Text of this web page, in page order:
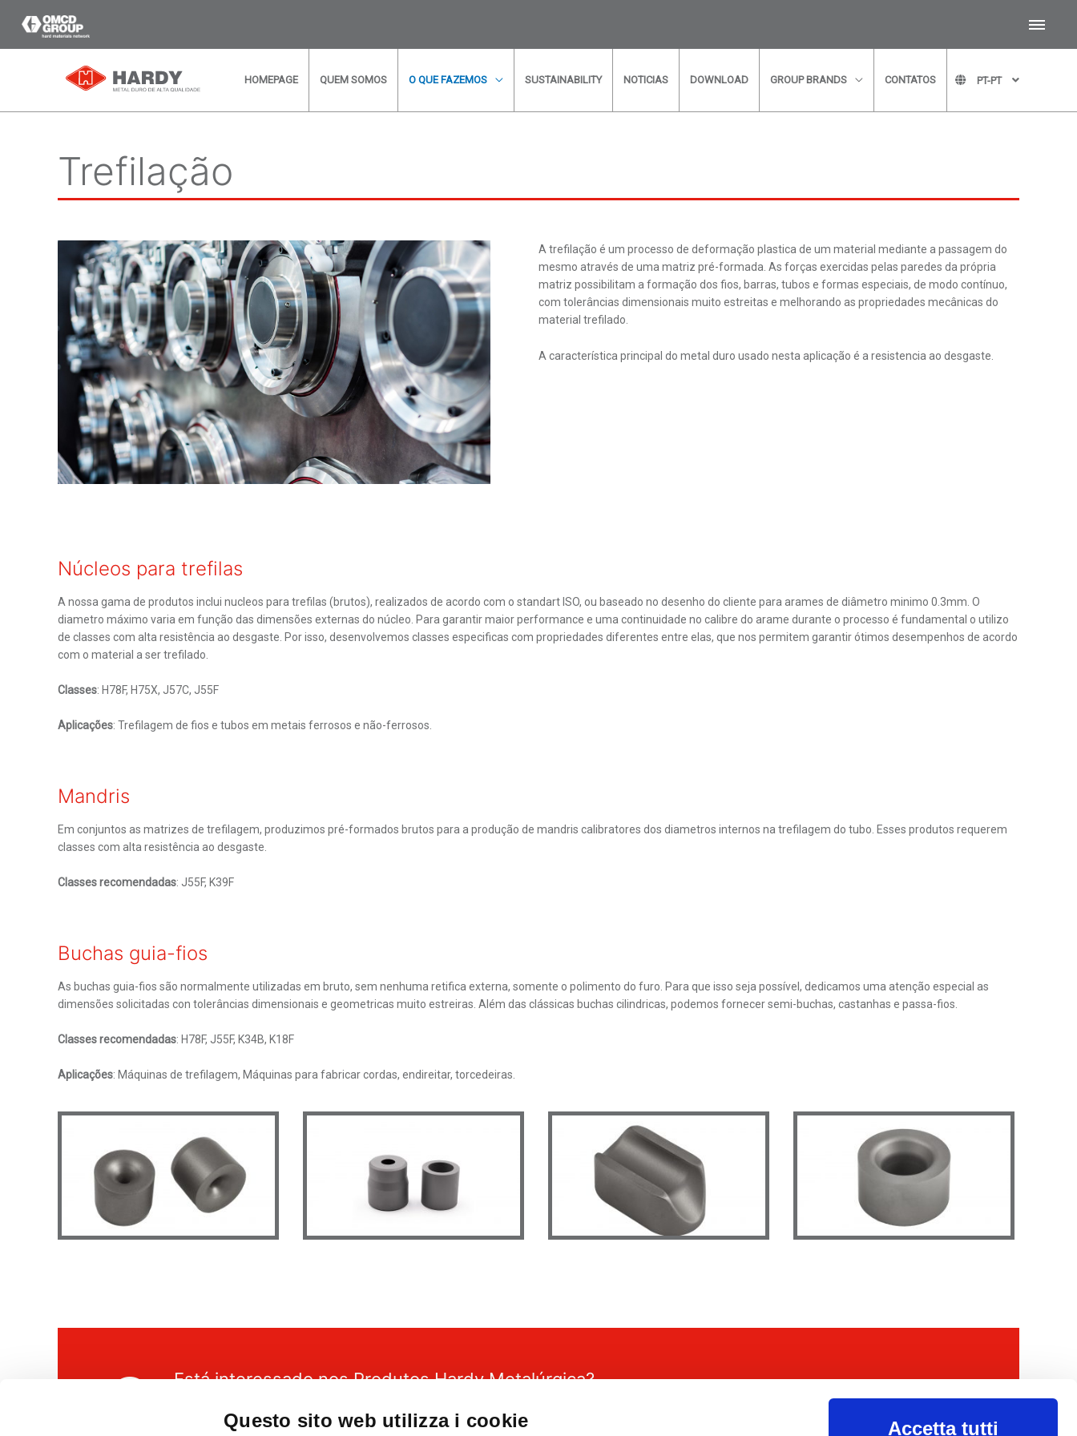
Questo sito web utilizza i cookie
Accetta tutti
HOMEPAGE QUEM SOMOS O QUE FAZEMOS SUSTAINABILITY NOTICIAS DOWNLOAD GROUP BRANDS CONTATOS PT-PT
Trefilação
A trefilação é um processo de deformação plastica de um material mediante a passagem do
mesmo através de uma matriz pré-formada. As forças exercidas pelas paredes da própria
matriz possibilitam a formação dos fios, barras, tubos e formas especiais, de modo contínuo,
com tolerâncias dimensionais muito estreitas e melhorando as propriedades mecânicas do
material trefilado.
A característica principal do metal duro usado nesta aplicação é a resistencia ao desgaste.
Núcleos para trefilas
A nossa gama de produtos inclui nucleos para trefilas (brutos), realizados de acordo com o standart ISO, ou baseado no desenho do cliente para arames de diâmetro minimo 0.3mm. O
diametro máximo varia em função das dimensões externas do núcleo. Para garantir maior performance e uma continuidade no calibre do arame durante o processo é fundamental o utilizo
de classes com alta resistência ao desgaste. Por isso, desenvolvemos classes especificas com propriedades diferentes entre elas, que nos permitem garantir ótimos desempenhos de acordo
com o material a ser trefilado.
Classes: H78F, H75X, J57C, J55F
Aplicações: Trefilagem de fios e tubos em metais ferrosos e não-ferrosos.
Mandris
Em conjuntos as matrizes de trefilagem, produzimos pré-formados brutos para a produção de mandris calibratores dos diametros internos na trefilagem do tubo. Esses produtos requerem
classes com alta resistência ao desgaste.
Classes recomendadas: J55F, K39F
Buchas guia-fios
As buchas guia-fios são normalmente utilizadas em bruto, sem nenhuma retifica externa, somente o polimento do furo. Para que isso seja possível, dedicamos uma atenção especial as
dimensões solicitadas con tolerâncias dimensionais e geometricas muito estreiras. Além das clássicas buchas cilindricas, podemos fornecer semi-buchas, castanhas e passa-fios.
Classes recomendadas: H78F, J55F, K34B, K18F
Aplicações: Máquinas de trefilagem, Máquinas para fabricar cordas, endireitar, torcedeiras.
Está interessado nos Produtos Hardy Metalúrgica?
Então entre em contato conosco para maiores informações ou para receber um orçamento, estamos a sua disposição!
MAIORES INFORMAÇÕES
Precisa de outras Informações? Deseja falar com os nossos técnicos para uma assessoria
personalizada e gratuita? Preencha o nosso formulário e entraremos em contato o mais breve
* Campos Obrigatórios
Tamanho maximo 4MB. Arquivos Permitidos : PDF